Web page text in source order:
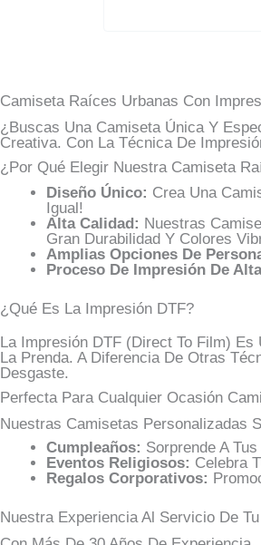
Camiseta Raíces Urbanas Con
¿Buscas Una Camiseta Única Y
Creativa. Con La Técnica De
¿Por Qué Elegir Nuestra Camiseta
Diseño Único: Crea Una
Igual!
Alta Calidad: Nuestras
Gran Durabilidad Y Colores
Amplias Opciones De
Proceso De Impresión De
¿Qué Es La Impresión DTF?
La Impresión DTF (Direct To Film)
La Prenda. A Diferencia De Otras
Desgaste.
Perfecta Para Cualquier Ocasión
Nuestras Camisetas Personalizadas
Cumpleaños: Sorprende A
Eventos Religiosos: Celebra
Regalos Corporativos:
Nuestra Experiencia Al Servicio De